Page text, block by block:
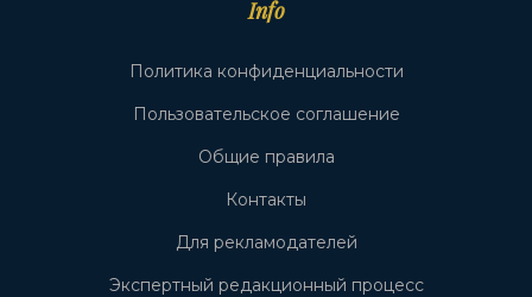
Info
Политика конфиденциальности
Пользовательское соглашение
Общие правила
Контакты
Для рекламодателей
Экспертный редакционный процесс